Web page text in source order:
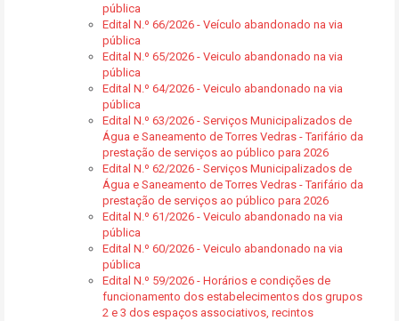
pública
Edital N.º 66/2026 - Veículo abandonado na via
pública
Edital N.º 65/2026 - Veiculo abandonado na via
pública
Edital N.º 64/2026 - Veiculo abandonado na via
pública
Edital N.º 63/2026 - Serviços Municipalizados de
Água e Saneamento de Torres Vedras - Tarifário da
prestação de serviços ao público para 2026
Edital N.º 62/2026 - Serviços Municipalizados de
Água e Saneamento de Torres Vedras - Tarifário da
prestação de serviços ao público para 2026
Edital N.º 61/2026 - Veiculo abandonado na via
pública
Edital N.º 60/2026 - Veiculo abandonado na via
pública
Edital N.º 59/2026 - Horários e condições de
funcionamento dos estabelecimentos dos grupos
2 e 3 dos espaços associativos, recintos